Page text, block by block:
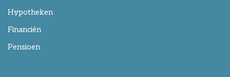
Hypotheken
Financiën
Pensioen